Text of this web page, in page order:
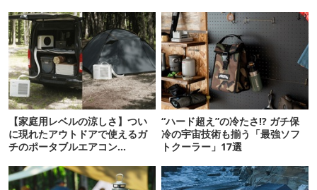
【家庭用レベルの涼しさ】つい
に現れたアウトドアで使えるガ
チのポータブルエアコン
“ハード超え”の冷たさ!? ガチ保
冷の宇宙技術も揃う「最強ソフ
トクーラー」17選